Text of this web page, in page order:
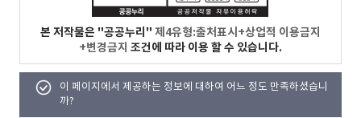
본 저작물은 "공공누리" 제4유형:출처표시+상업적 이용금지
+변경금지 조건에 따라 이용 할 수 있습니다.
이 페이지에서 제공하는 정보에 대하여 어느 정도 만족하셨습니
까?